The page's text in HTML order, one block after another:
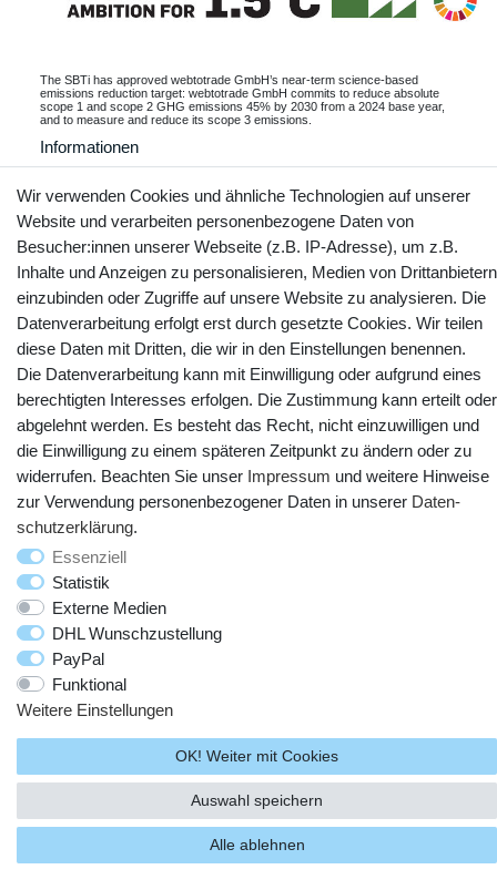
The SBTi has approved webtotrade GmbH’s near-term science-based
emissions reduction target: webtotrade GmbH commits to reduce absolute
scope 1 and scope 2 GHG emissions 45% by 2030 from a 2024 base year,
and to measure and reduce its scope 3 emissions.
Informationen
Vertrag widerrufen Kontakt
YouTube Instagram
© Copyright 2025 webtotrade GmbH. Alle Rechte vorbehalten.
Wir verwenden Cookies und ähnliche Technologien auf unserer
Website und verarbeiten personenbezogene Daten von
Besucher:innen unserer Webseite (z.B. IP-Adresse), um z.B.
Inhalte und Anzeigen zu personalisieren, Medien von Drittanbietern
einzubinden oder Zugriffe auf unsere Website zu analysieren. Die
Datenverarbeitung erfolgt erst durch gesetzte Cookies. Wir teilen
diese Daten mit Dritten, die wir in den Einstellungen benennen.
Die Datenverarbeitung kann mit Einwilligung oder aufgrund eines
berechtigten Interesses erfolgen. Die Zustimmung kann erteilt oder
abgelehnt werden. Es besteht das Recht, nicht einzuwilligen und
die Einwilligung zu einem späteren Zeitpunkt zu ändern oder zu
widerrufen. Beachten Sie unser Impressum und weitere Hinweise
zur Verwendung personenbezogener Daten in unserer Daten­
schutz­erklärung.
Essenziell
Statistik
Externe Medien
DHL Wunschzustellung
PayPal
Funktional
Weitere Einstellungen
OK! Weiter mit Cookies
Alle ablehnen
Auswahl speichern